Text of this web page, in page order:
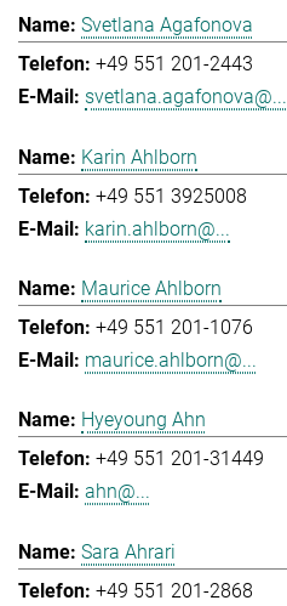
Svetlana Agafonova
+49 551 201-2443
svetlana.agafonova@...
Karin Ahlborn
+49 551 3925008
karin.ahlborn@...
Maurice Ahlborn
+49 551 201-1076
maurice.ahlborn@...
Hyeyoung Ahn
+49 551 201-31449
ahn@...
Sara Ahrari
+49 551 201-2868